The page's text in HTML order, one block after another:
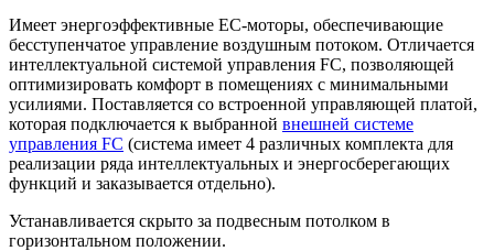
Имеет энергоэффективные ЕС-моторы, обеспечивающие
бесступенчатое управление воздушным потоком. Отличается
интеллектуальной системой управления FC, позволяющей
оптимизировать комфорт в помещениях с минимальными
усилиями. Поставляется со встроенной управляющей платой,
которая подключается к выбранной внешней системе
управления FC (система имеет 4 различных комплекта для
реализации ряда интеллектуальных и энергосберегающих
функций и заказывается отдельно).
Устанавливается скрыто за подвесным потолком в
горизонтальном положении.